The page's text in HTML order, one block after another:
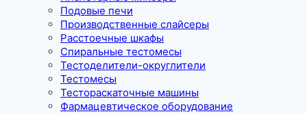
Подовые печи
Производственные слайсеры
Расстоечные шкафы
Спиральные тестомесы
Тестоделители-округлители
Тестомесы
Тестораскаточные машины
Фармацевтическое оборудование